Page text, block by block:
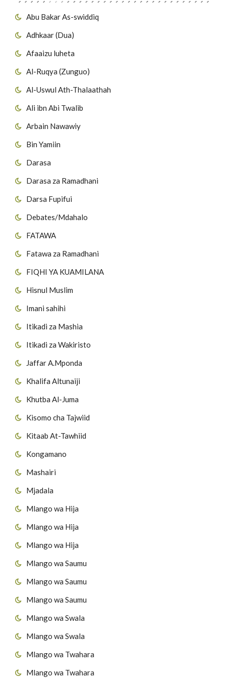
Abu Bakar As-swiddiq
Adhkaar (Dua)
Afaaizu luheta
Al-Ruqya (Zunguo)
Al-Uswul Ath-Thalaathah
Ali ibn Abi Twalib
Arbain Nawawiy
Bin Yamiin
Darasa
Darasa za Ramadhani
Darsa Fupifui
Debates/Mdahalo
FATAWA
Fatawa za Ramadhani
FIQHI YA KUAMILANA
Hisnul Muslim
Imani sahihi
Itikadi za Mashia
Itikadi za Wakiristo
Jaffar A.Mponda
Khalifa Altunaiji
Khutba Al-Juma
Kisomo cha Tajwiid
Kitaab At-Tawhiid
Kongamano
Mashairi
Mjadala
Mlango wa Hija
Mlango wa Hija
Mlango wa Hija
Mlango wa Saumu
Mlango wa Saumu
Mlango wa Saumu
Mlango wa Swala
Mlango wa Swala
Mlango wa Twahara
Mlango wa Twahara